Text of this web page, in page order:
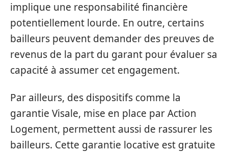
implique une responsabilité financière
potentiellement lourde. En outre, certains
bailleurs peuvent demander des preuves de
revenus de la part du garant pour évaluer sa
capacité à assumer cet engagement.
Par ailleurs, des dispositifs comme la
garantie Visale, mise en place par Action
Logement, permettent aussi de rassurer les
bailleurs. Cette garantie locative est gratuite